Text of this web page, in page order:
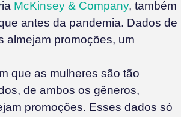
McKinsey & Company, também
antes da pandemia. Dados de
almejam promoções, um
que as mulheres são tão
de ambos os gêneros,
promoções. Esses dados só